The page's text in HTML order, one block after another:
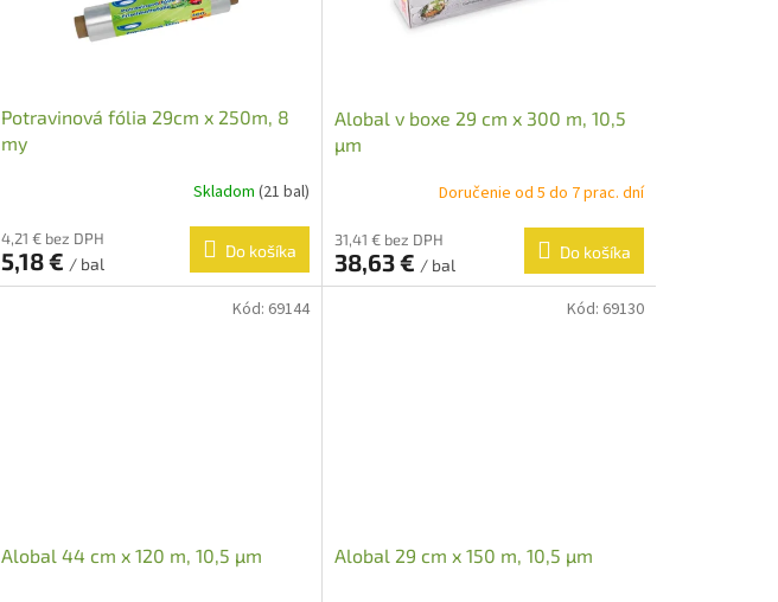
Potravinová fólia 29cm x 250m, 8
my
Skladom (21 bal)
4,21 € bez DPH
5,18 € / bal
Do košíka
Alobal v boxe 29 cm x 300 m, 10,5
µm
Doručenie od 5 do 7 prac. dní
31,41 € bez DPH
38,63 € / bal
Do košíka
Alobal 44 cm x 120 m, 10,5 µm
Kód: 69144
Alobal 29 cm x 150 m, 10,5 µm
Kód: 69130